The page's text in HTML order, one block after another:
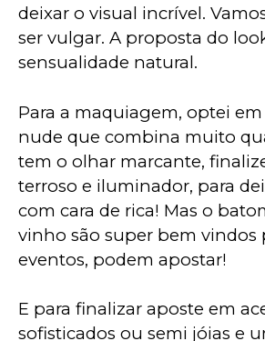
deixar o visual incrível.
ser vulgar. A proposta do
sensualidade natural.
Para a maquiagem, optei
nude que combina muito
tem o olhar marcante,
terroso e iluminador, para
com cara de rica! Mas o
vinho são super bem vindos
eventos, podem apostar!
E para finalizar aposte em
sofisticados ou semi jóias e